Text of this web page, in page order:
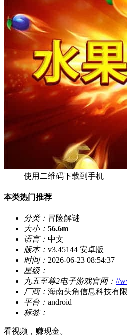
使用二维码下载到手机
本类热门推荐
分类： 冒险解谜
大小： 56.6m
语言： 中文
版本： v3.45144 安卓版
时间： 2026-06-23 08:54:37
星级：
九五至尊2电子游戏官网： //
厂商： 海南头角信息科技有
平台： android
标签：
看视频，赚现金。